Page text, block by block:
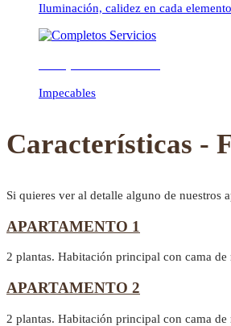
Iluminación, calidez en cada elemento
Impecables
Características -
Si quieres ver al detalle alguno de nuestros
APARTAMENTO 1
2 plantas. Habitación principal con cama
APARTAMENTO 2
2 plantas. Habitación principal con cama